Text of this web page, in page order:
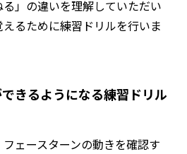
る」の違いを理解していただい
るために練習ドリルを行いま
きるようになる練習ドリル
ェースターンの動きを確認す